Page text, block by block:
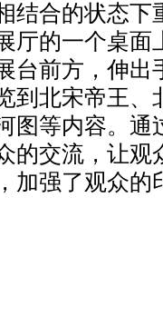
结合的状态下
厅的一个桌面
台前方，伸
到北宋帝王、
图等内容。通
的交流，让观
，加强了观